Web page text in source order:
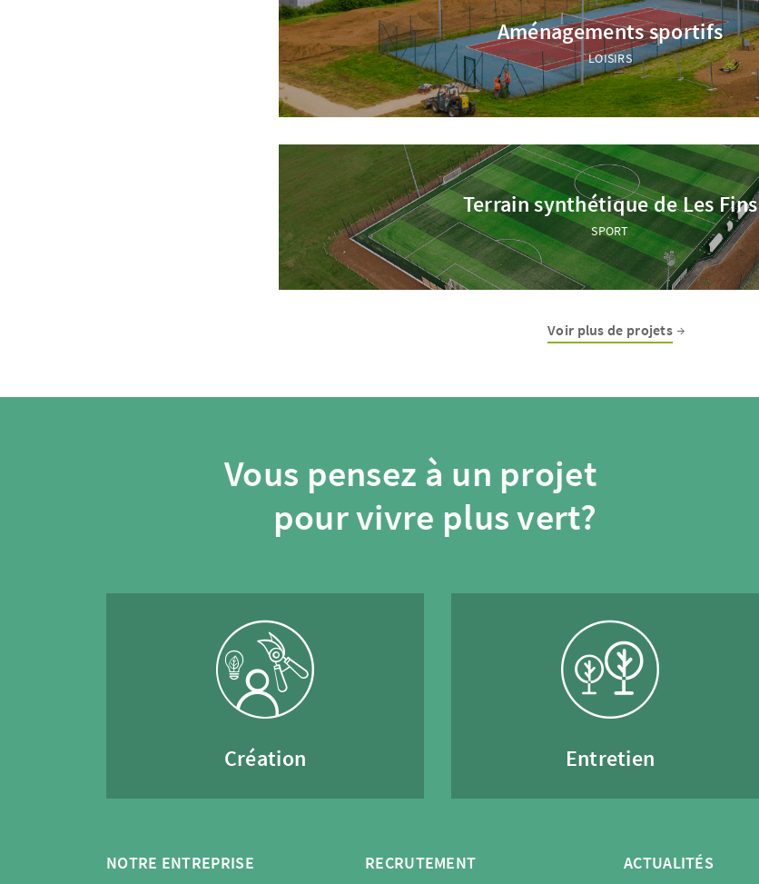
Aménagements sportifs
LOISIRS
Terrain synthétique de Les Fins
SPORT
Voir plus de projets
Vous pensez à un projet
pour vivre plus vert?
Création Entretien
NOTRE ENTREPRISE RECRUTEMENT ACTUALITÉS